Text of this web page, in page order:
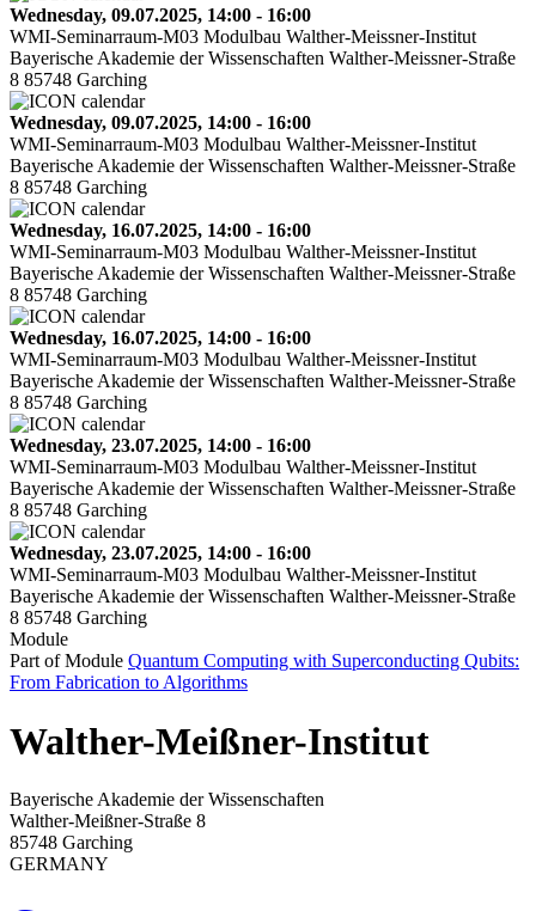
Wednesday, 09.07.2025, 14:00 - 16:00
WMI-Seminarraum-M03 Modulbau Walther-Meissner-Institut
Bayerische Akademie der Wissenschaften Walther-Meissner-Straße
8 85748 Garching
Wednesday, 09.07.2025, 14:00 - 16:00
WMI-Seminarraum-M03 Modulbau Walther-Meissner-Institut
Bayerische Akademie der Wissenschaften Walther-Meissner-Straße
8 85748 Garching
Wednesday, 16.07.2025, 14:00 - 16:00
WMI-Seminarraum-M03 Modulbau Walther-Meissner-Institut
Bayerische Akademie der Wissenschaften Walther-Meissner-Straße
8 85748 Garching
Wednesday, 16.07.2025, 14:00 - 16:00
WMI-Seminarraum-M03 Modulbau Walther-Meissner-Institut
Bayerische Akademie der Wissenschaften Walther-Meissner-Straße
8 85748 Garching
Wednesday, 23.07.2025, 14:00 - 16:00
WMI-Seminarraum-M03 Modulbau Walther-Meissner-Institut
Bayerische Akademie der Wissenschaften Walther-Meissner-Straße
8 85748 Garching
Wednesday, 23.07.2025, 14:00 - 16:00
WMI-Seminarraum-M03 Modulbau Walther-Meissner-Institut
Bayerische Akademie der Wissenschaften Walther-Meissner-Straße
8 85748 Garching
Module
Part of Module Quantum Computing with Superconducting Qubits:
From Fabrication to Algorithms
Walther-Meißner-Institut
Bayerische Akademie der Wissenschaften
Walther-Meißner-Straße 8
85748 Garching
GERMANY